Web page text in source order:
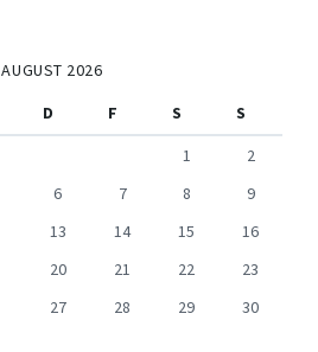
AUGUST 2026
D F S
S
1
2
6 7 8
9
13 14 15
16
20 21 22
23
27 28 29
30